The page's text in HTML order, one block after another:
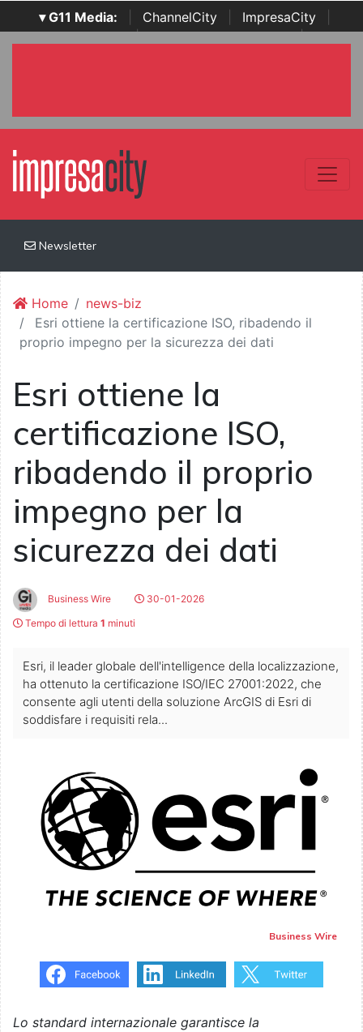
▾ G11 Media: ChannelCity ImpresaCity
SecurityOpenLab | Italian Channel Awards | Italian
Newsletter
Home
news-biz
Esri ottiene la certificazione ISO, ribadendo il
proprio impegno per la sicurezza dei dati
Esri ottiene la
certificazione ISO,
ribadendo il proprio
impegno per la
sicurezza dei dati
Business Wire
30-01-2026
Tempo di lettura 1 minuti
Esri, il leader globale dell'intelligence della localizzazione,
ha ottenuto la certificazione ISO/IEC 27001:2022, che
consente agli utenti della soluzione ArcGIS di Esri di
soddisfare i requisiti rela...
Business Wire
Lo standard internazionale garantisce la